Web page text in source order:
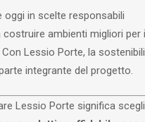
oggi in scelte responsabili
costruire ambienti migliori per
Lessio Porte, la
integrante del progetto.
Lessio Porte significa